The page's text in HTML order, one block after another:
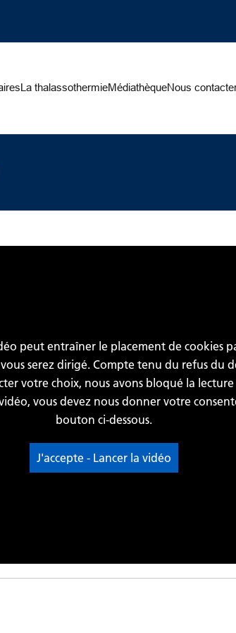
La thalassothermieMédiathèqueNous
peut entraîner le placement de cookies
serez dirigé. Compte tenu du refus du
votre choix, nous avons bloqué la
vous devez nous donner votre
bouton ci-dessous.
J'accepte - Lancer la vidéo